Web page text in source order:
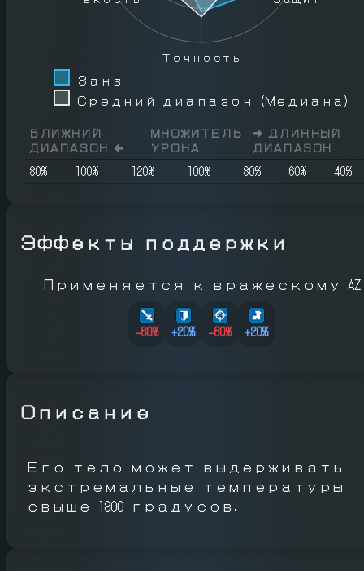
Точность
Занз
Средний диапазон (Медиана)
БЛИЖНИЙ
ДИАПАЗОН ⬅️
МНОЖИТЕЛЬ
УРОНА
➡️ ДЛИННЫЙ
ДИАПАЗОН
80% 100% 120% 100% 80% 60% 40%
Эффекты поддержки
Применяется к вражескому AZ
-60% +20% -60% +20%
Описание
Его тело может выдерживать
экстремальные температуры
свыше 1800 градусов.